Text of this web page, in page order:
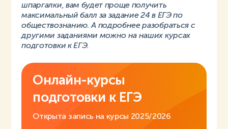
шпаргалки, вам будет проще получить
максимальный балл за задание 24 в ЕГЭ по
обществознанию. А подробнее разобраться с
другими заданиями можно на наших курсах
подготовки к ЕГЭ.
Онлайн-курсы
подготовки к ЕГЭ
Открыта запись на курсы 2025/2026